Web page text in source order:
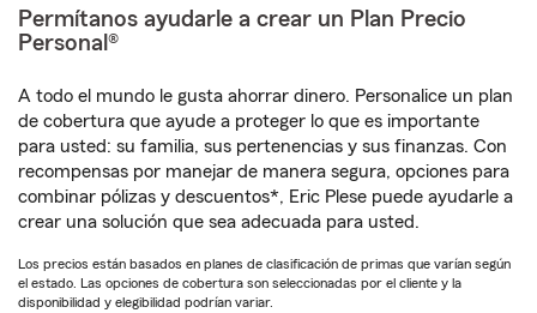
Permítanos ayudarle a crear un Plan Precio
Personal®
A todo el mundo le gusta ahorrar dinero. Personalice un plan
de cobertura que ayude a proteger lo que es importante
para usted: su familia, sus pertenencias y sus finanzas. Con
recompensas por manejar de manera segura, opciones para
combinar pólizas y descuentos*, Eric Plese puede ayudarle a
crear una solución que sea adecuada para usted.
Los precios están basados en planes de clasificación de primas que varían según
el estado. Las opciones de cobertura son seleccionadas por el cliente y la
disponibilidad y elegibilidad podrían variar.